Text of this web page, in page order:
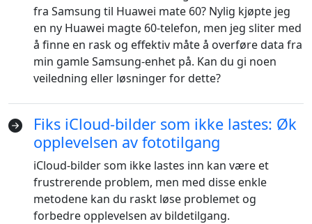
fra Samsung til Huawei mate 60? Nylig kjøpte jeg
en ny Huawei magte 60-telefon, men jeg sliter med
å finne en rask og effektiv måte å overføre data fra
min gamle Samsung-enhet på. Kan du gi noen
veiledning eller løsninger for dette?
Fiks iCloud-bilder som ikke lastes: Øk
opplevelsen av fototilgang
iCloud-bilder som ikke lastes inn kan være et
frustrerende problem, men med disse enkle
metodene kan du raskt løse problemet og
forbedre opplevelsen av bildetilgang.
Language Switch
English Nederlands
Tiếng Việt